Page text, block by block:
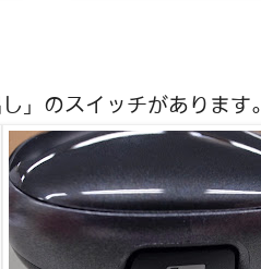
」のスイッチがあります。